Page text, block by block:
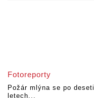
Fotoreporty
Požár mlýna se po deseti
letech...